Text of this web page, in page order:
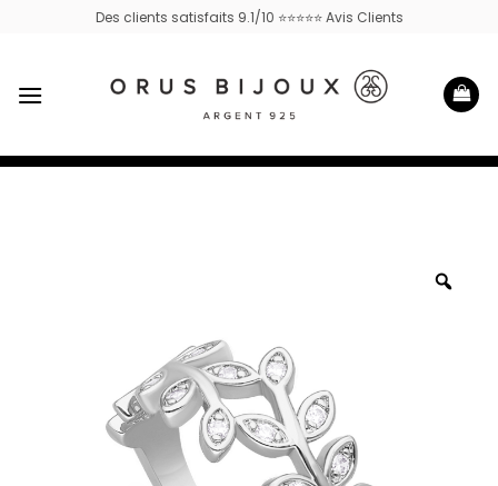
Des clients satisfaits 9.1/10 ⭐⭐⭐⭐⭐ Avis Clients